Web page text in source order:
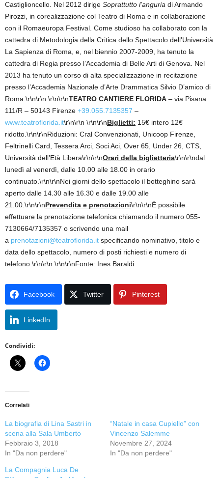
Castiglioncello. Nel 2012 dirige Soprattutto l’anguria di Armando
Pirozzi, in corealizzazione col Teatro di Roma e in collaborazione
con il Romaeuropa Festival. Come studioso ha collaborato con la
cattedra di Metodologia della Critica dello Spettacolo dell’Università
La Sapienza di Roma, e, nel biennio 2007-2009, ha tenuto la
cattedra di Regia presso l’Accademia di Belle Arti di Genova. Nel
2013 ha tenuto un corso di alta specializzazione in recitazione
presso l’Accademia Nazionale d’Arte Drammatica Silvio D’amico di
Roma.\r\n\r\n \r\n\r\nTEATRO CANTIERE FLORIDA – via Pisana
111/R – 50143 Firenze +39.055.7135357 –
www.teatroflorida.it\r\n\r\n \r\n\r\nBiglietti: 15€ intero 12€
ridotto.\r\n\r\nRiduzioni: Cral Convenzionati, Unicoop Firenze,
Feltrinelli Card, Tessera Arci, Soci Aci, Over 65, Under 26, CTS,
Università dell’Età Libera\r\n\r\nOrari della biglietteria\r\n\r\ndal
lunedì al venerdì, dalle 10.00 alle 18.00 in orario
continuato.\r\n\r\nNei giorni dello spettacolo il botteghino sarà
aperto dalle 14.30 alle 16.30 e dalle 19.00 alle
21.00.\r\n\r\nPrevendita e prenotazioni\r\n\r\nÈ possibile
effettuare la prenotazione telefonica chiamando il numero 055-
7130664/7135357 o scrivendo una mail
a prenotazioni@teatroflorida.it specificando nominativo, titolo e
data dello spettacolo, numero di posti richiesti e numero di
telefono.\r\n\r\n \r\n\r\nFonte: Ines Baraldi
Facebook Twitter Pinterest
LinkedIn
Condividi:
Correlati
La biografia di Lina Sastri in
scena alla Sala Umberto
Febbraio 3, 2018
In "Da non perdere"
“Natale in casa Cupiello” con
Vincenzo Salemme
Novembre 27, 2024
In "Da non perdere"
La Compagnia Luca De